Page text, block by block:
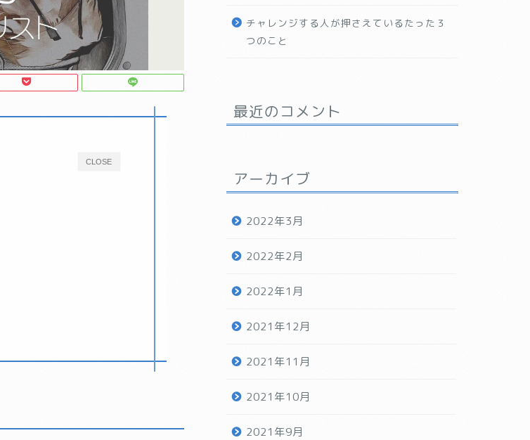
CLOSE
チャレンジする人が押さえているたった３
つのこと
最近のコメント
アーカイブ
2022年3月
2022年2月
2022年1月
2021年12月
2021年11月
2021年10月
2021年9月